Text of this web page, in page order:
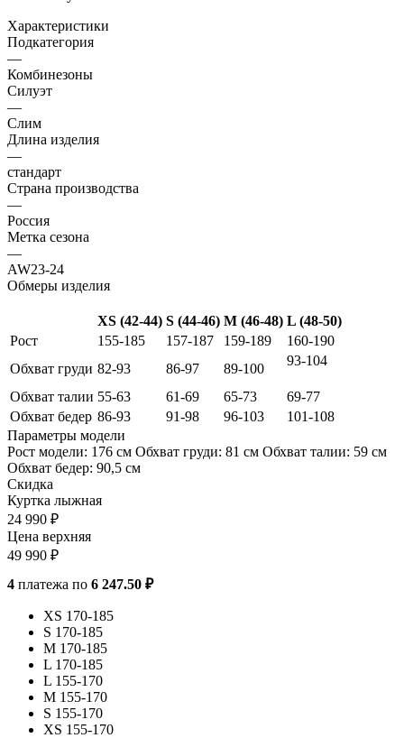
Характеристики
Подкатегория
—
Комбинезоны
Силуэт
—
Слим
Длина изделия
—
стандарт
Страна производства
—
Россия
Метка сезона
—
AW23-24
Обмеры изделия
XS (42-44) S (44-46) M (46-48) L (48-50)
Рост
155-185 157-187 159-189
160-190
Обхват груди 82-93 86-97 89-100
93-104
Обхват талии 55-63 61-69 65-73
69-77
Обхват бедер 86-93 91-98 96-103
101-108
Параметры модели
Рост модели: 176 см Обхват груди: 81 см Обхват талии: 59 см
Обхват бедер: 90,5 см
Скидка
Куртка лыжная
24 990 ₽
Цена верхняя
49 990 ₽
4 платежа по 6 247.50 ₽
XS 170-185
S 170-185
M 170-185
L 170-185
L 155-170
M 155-170
S 155-170
XS 155-170